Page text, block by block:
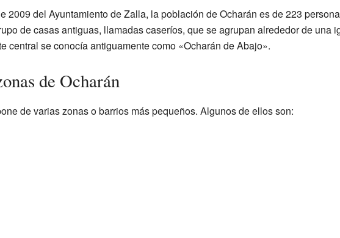
2009 del Ayuntamiento de Zalla, la población de Ocharán es de 223
de casas antiguas, llamadas caseríos, que se agrupan alrededor de una
central se conocía antiguamente como «Ocharán de Abajo».
de Ocharán
de varias zonas o barrios más pequeños. Algunos de ellos son: